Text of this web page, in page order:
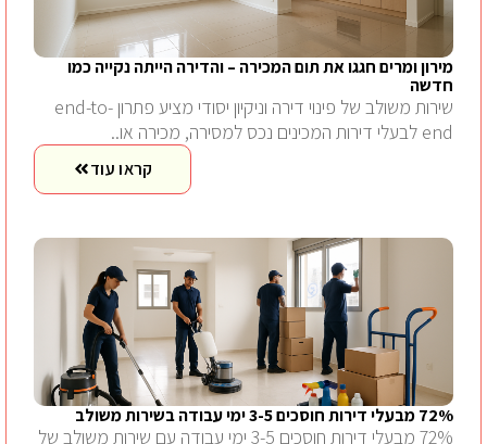
מירון ומרים חגגו את תום המכירה – והדירה הייתה נקייה כמו
חדשה
שירות משולב של פינוי דירה וניקיון יסודי מציע פתרון end-to-
end לבעלי דירות המכינים נכס למסירה, מכירה או..
קראו עוד
72% מבעלי דירות חוסכים 3-5 ימי עבודה בשירות משולב
72% מבעלי דירות חוסכים 3-5 ימי עבודה עם שירות משולב של